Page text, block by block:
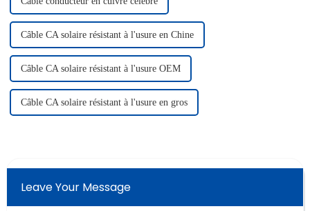
Câble CA solaire résistant à l'usure en Chine
Câble CA solaire résistant à l'usure OEM
Câble CA solaire résistant à l'usure en gros
Leave Your Message